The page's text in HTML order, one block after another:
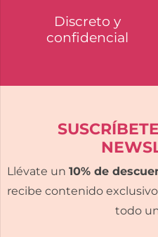
Discreto y
confidencial
Llévate un 10% de
recibe contenido
todo